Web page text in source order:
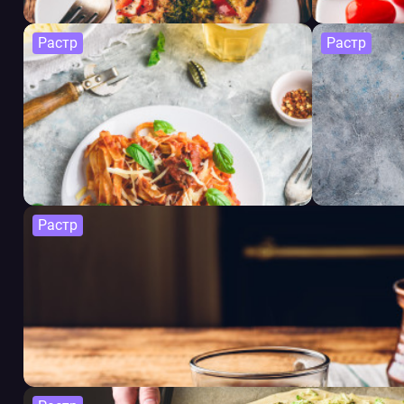
Растр Растр
Растр